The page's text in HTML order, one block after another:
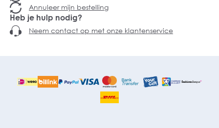
Annuleer mijn bestelling
Heb je hulp nodig?
Neem contact op met onze klantenservice